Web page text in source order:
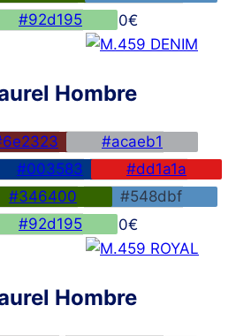
#92d195 45,00€
Hombre
#acaeb1
#003583
#dd1a1a
#346400
#548dbf
#92d195 45,00€
Hombre